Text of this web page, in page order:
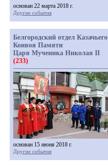
основан 22 марта 2018 г.
Другие события
Белгородский отдел Казачьего
Конвоя Памяти
Царя Мученика Николая II
(233)
основан 15 июня 2018 г.
Другие события